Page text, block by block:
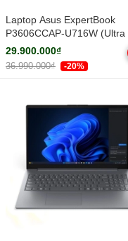
Laptop Asus ExpertBook
P3606CCAP-U716W (Ultra
255H/ 16GB/ 512GB SSD/
inch WUXGA/ Win11/ Grey)
29.900.000₫
36.990.000₫ -20%